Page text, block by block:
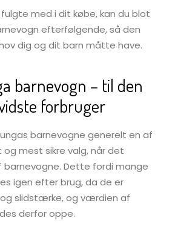
fulgte med i dit købe, kan du blot
efterfølgende, så den
dig og dit barn måtte have.
barnevogn – til den
forbruger
barnevogne generelt en af
mest sikre valg, når det
barnevogne. Dette fordi mange
igen efter brug, da de er
slidstærke, og værdien af
derfor oppe.